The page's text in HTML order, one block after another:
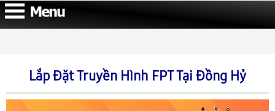
Lắp Đặt Truyền Hình FPT Tại Đồng Hỷ